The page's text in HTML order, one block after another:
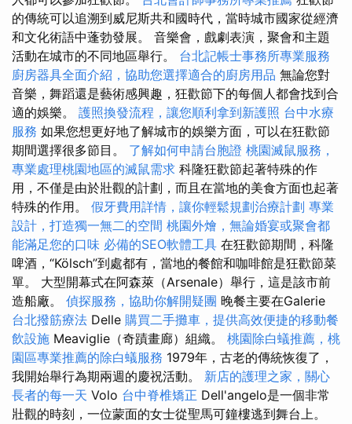
的傳統可以追溯到威尼斯共和國時代，當時城市國家從經濟
和文化術語中蓬勃發展。 音樂會，戲劇表演，聚會和主題
活動在城市的不同地區舉行。 台北記帳士事務所專業服務
廚房器具全面介紹，協助您選擇適合的廚房用品 無論您對
音樂，舞蹈還是藝術感興趣，狂歡節下的每個人都會找到合
適的娛樂。 護照換發流程，讓您順利拿到新護照 台中水療
服務 如果您想更好地了解城市的娛樂方面，可以在狂歡節
期間選擇很多節目。 了解如何申請台胞證 桃園滅鼠服務，
專業處理桃園地區的滅鼠需求 科隆狂歡節起著特殊的作
用，不僅是由於壯觀的計劃，而且在當地的美食方面也起著
特殊的作用。 假牙費用詳情，讓你輕鬆規劃治療計劃 專業
設計，打造獨一無二的空間 桃園外燴，無論婚宴或聚會都
能滿足您的口味 必備的SEO軟體工具 在狂歡節期間，科隆
啤酒，“Kölsch”到處都有，當地的餐館和咖啡館是狂歡節菜
單。 大型開幕式在阿森萊（Arsenale）舉行，這是該市前
造船廠。 偵探服務，協助你解開疑團 晚餐主要在Galerie
台北撥筋療法 Delle 購買二手攤車，提供高效便捷的移動餐
飲設施 Meaviglie（奇蹟畫廊）組織。 桃園除白蟻推薦，桃
園區專業推薦的除白蟻服務 1979年，古老的傳統恢復了，
我開始舉行為期兩週的慶祝活動。 新店的護理之家，關心
長者的每一天 Volo 台中脊椎矯正 Dell'angelo是一個非常
壯觀的時刻，一位蒙面的女士從聖馬可鐘樓逃到舞台上。